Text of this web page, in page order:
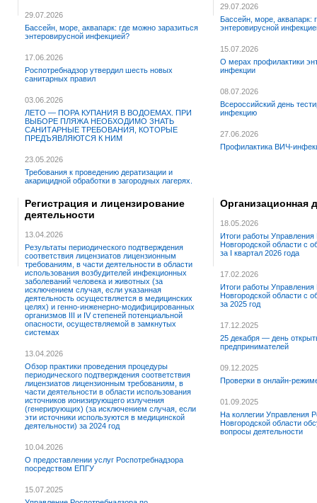
29.07.2026
Бассейн, море, аквапарк: где можно заразиться
энтеровирусной инфекцией?
17.06.2026
Роспотребнадзор утвердил шесть новых
санитарных правил
03.06.2026
ЛЕТО — ПОРА КУПАНИЯ В ВОДОЕМАХ. ПРИ
ВЫБОРЕ ПЛЯЖА НЕОБХОДИМО ЗНАТЬ
САНИТАРНЫЕ ТРЕБОВАНИЯ, КОТОРЫЕ
ПРЕДЪЯВЛЯЮТСЯ К НИМ
23.05.2026
Требования к проведению дератизации и
акарицидной обработки в загородных лагерях.
29.07.2026
Бассейн, море, аквапарк:
энтеровирусной
15.07.2026
О мерах профилактики
инфекции
08.07.2026
Всероссийский день
инфекцию
27.06.2026
Профилактика ВИЧ-
Регистрация и лицензирование
деятельности
13.04.2026
Результаты периодического подтверждения
соответствия лицензиатов лицензионным
требованиям, в части деятельности в области
использования возбудителей инфекционных
заболеваний человека и животных (за
исключением случая, если указанная
деятельность осуществляется в медицинских
целях) и генно-инженерно-модифицированных
организмов III и IV степеней потенциальной
опасности, осуществляемой в замкнутых
системах
13.04.2026
Обзор практики проведения процедуры
периодического подтверждения соответствия
лицензиатов лицензионным требованиям, в
части деятельности в области использования
источников ионизирующего излучения
(генерирующих) (за исключением случая, если
эти источники используются в медицинской
деятельности) за 2024 год
10.04.2026
О предоставлении услуг Роспотребнадзора
посредством ЕПГУ
15.07.2025
Организационная
18.05.2026
Итоги работы
Новгородской области с
за I квартал 2026 года
17.02.2026
Итоги работы
Новгородской области с
за 2025 год
17.12.2025
25 декабря — день
предпринимателей
09.12.2025
Проверки в онлайн-
01.09.2025
На коллегии Управления
Новгородской области
вопросы деятельности